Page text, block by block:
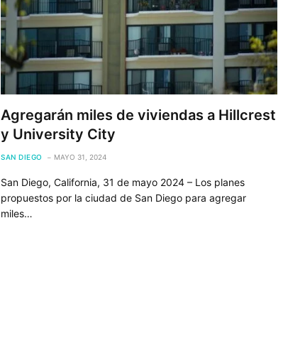
Agregarán miles de viviendas a Hillcrest
y University City
SAN DIEGO MAYO 31, 2024
San Diego, California, 31 de mayo 2024 – Los planes
propuestos por la ciudad de San Diego para agregar
miles…